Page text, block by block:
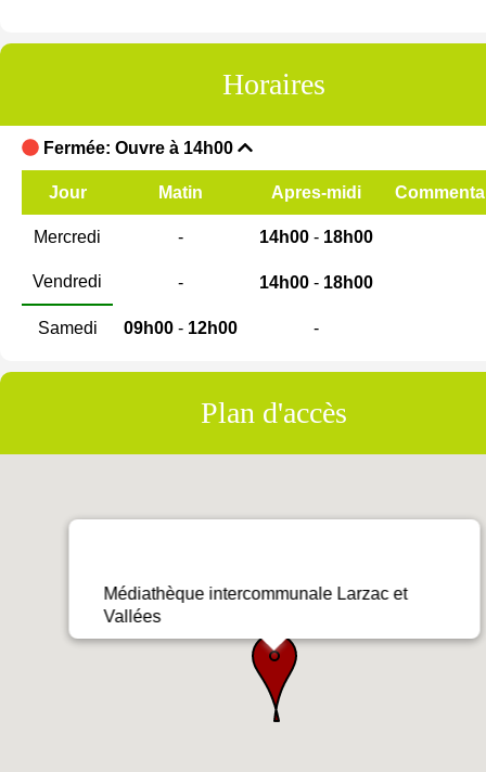
Horaires
Fermée: Ouvre à 14h00
Jour Matin Apres-midi
Mercredi - 14h00 - 18h00
Vendredi - 14h00 - 18h00
Samedi 09h00 - 12h00 -
Plan d'accès
Médiathèque intercommunale Larzac et
Vallées